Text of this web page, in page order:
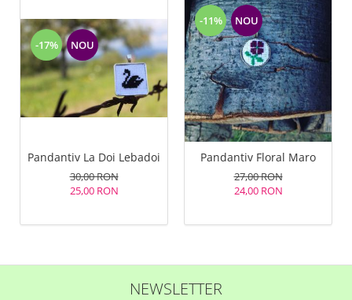
-17% NOU
Pandantiv La Doi Lebadoi
30,00 RON
25,00 RON
-11% NOU
Pandantiv Floral Maro
27,00 RON
24,00 RON
NEWSLETTER